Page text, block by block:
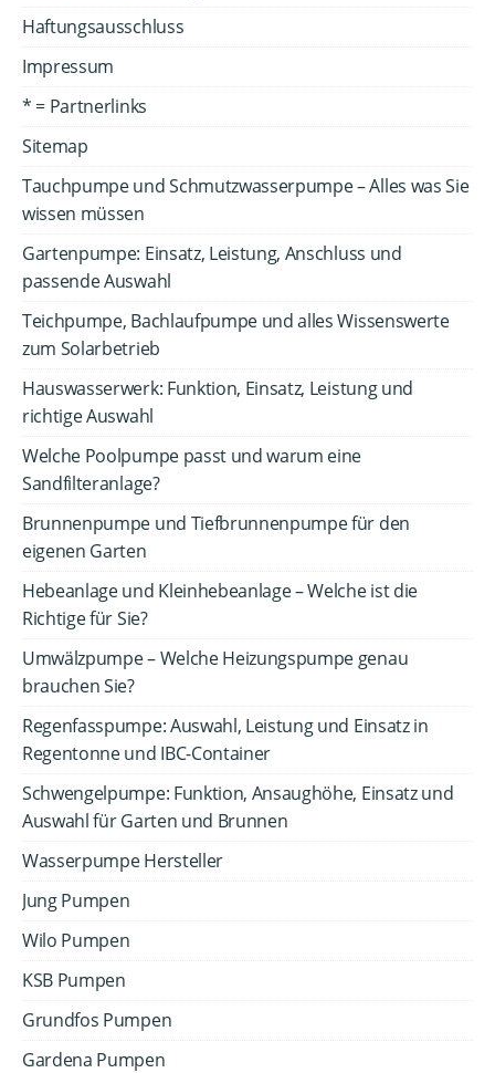
Haftungsausschluss
Impressum
* = Partnerlinks
Sitemap
Tauchpumpe und Schmutzwasserpumpe – Alles was Sie
wissen müssen
Gartenpumpe: Einsatz, Leistung, Anschluss und
passende Auswahl
Teichpumpe, Bachlaufpumpe und alles Wissenswerte
zum Solarbetrieb
Hauswasserwerk: Funktion, Einsatz, Leistung und
richtige Auswahl
Welche Poolpumpe passt und warum eine
Sandfilteranlage?
Brunnenpumpe und Tiefbrunnenpumpe für den
eigenen Garten
Hebeanlage und Kleinhebeanlage – Welche ist die
Richtige für Sie?
Umwälzpumpe – Welche Heizungspumpe genau
brauchen Sie?
Regenfasspumpe: Auswahl, Leistung und Einsatz in
Regentonne und IBC-Container
Schwengelpumpe: Funktion, Ansaughöhe, Einsatz und
Auswahl für Garten und Brunnen
Wasserpumpe Hersteller
Jung Pumpen
Wilo Pumpen
KSB Pumpen
Grundfos Pumpen
Gardena Pumpen